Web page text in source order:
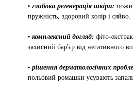
• глибока регенерація шкіри:
пружність, здоровий колір і сяйво.
• комплексний догляд: фіто-
захисний бар'єр від негативного
• рішення дерматологічних
польовий ромашки усувають